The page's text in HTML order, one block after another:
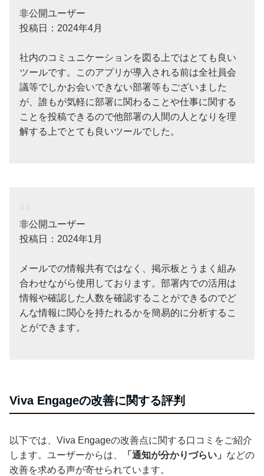
非公開ユーザー
投稿日：2024年4月
社内のコミュニケーションを図る上ではとても良い
ツールです。このアプリが導入される前は全社員会
議等でしかお会いできない部署等もございました
が、誰もが気軽に部署に関わることや仕事に関する
ことを投稿できるので他部署の人間の人となりを理
解する上でとても良いツールでした。
非公開ユーザー
投稿日：2024年1月
メールでの情報共有ではなく、掲示板とうまく組み
合わせながら使用しております。部署内での活用は
情報や確認した人数を確認することができるのでど
んな情報に関心を持たれるかを簡易的に分析するこ
とができます。
Viva Engageの改善に関する評判
以下では、Viva Engageの改善点に関する口コミをご紹介
します。ユーザーからは、
「通知が分かりづらい」 などの
改善を求める声が寄せられています。